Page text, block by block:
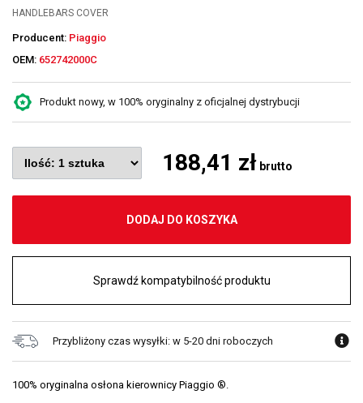
HANDLEBARS COVER
Producent: Piaggio
OEM: 652742000C
Produkt nowy, w 100% oryginalny z oficjalnej dystrybucji
188,41 zł brutto
DODAJ DO KOSZYKA
Sprawdź kompatybilność produktu
Przybliżony czas wysyłki: w 5-20 dni roboczych
100% oryginalna osłona kierownicy Piaggio ®.